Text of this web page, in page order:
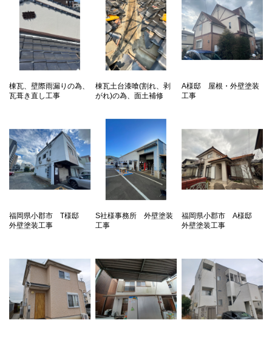
棟瓦、壁際雨漏りの為、
瓦葺き直し工事
棟瓦土台漆喰(割れ、剥
がれ)の為、面土補修
A様邸 屋根・外壁塗装
工事
福岡県小郡市 T様邸
外壁塗装工事
S社様事務所 外壁塗装
工事
福岡県小郡市 A様邸
外壁塗装工事